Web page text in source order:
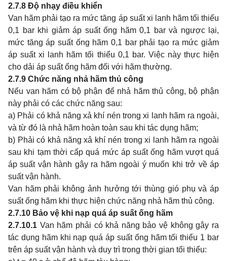
2.7.8 Độ nhạy điều khiển
Van hãm phải tạo ra mức tăng áp suất xi lanh hãm tối thiểu
0,1 bar khi giảm áp suất ống hãm 0,1 bar và ngược lại,
mức tăng áp suất ống hãm 0,1 bar phải tạo ra mức giảm
áp suất xi lanh hãm tối thiểu 0,1 bar. Việc này thực hiện
cho dải áp suất ống hãm đối với hãm thường.
2.7.9 Chức năng nhả hãm thủ công
Nếu van hãm có bộ phận để nhả hãm thủ công, bộ phận
này phải có các chức năng sau:
a) Phải có khả năng xả khí nén trong xi lanh hãm ra ngoài,
và từ đó là nhả hãm hoàn toàn sau khi tác dụng hãm;
b) Phải có khả năng xả khí nén trong xi lanh hãm ra ngoài
sau khi tạm thời cấp quá mức áp suất ống hãm vượt quá
áp suất vận hành gây ra hãm ngoài ý muốn khi trở về áp
suất vận hành.
Van hãm phải không ảnh hưởng tới thùng gió phụ và áp
suất ống hãm khi thực hiện chức năng nhả hãm thủ công.
2.7.10 Bảo vệ khi nạp quá áp suất ống hãm
2.7.10.1 Van hãm phải có khả năng bảo vệ không gây ra
tác dụng hãm khi nạp quá áp suất ống hãm tối thiểu 1 bar
trên áp suất vận hành và duy trì trong thời gian tối thiểu: